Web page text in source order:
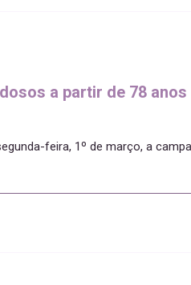
a partir de 78
feira, 1º de março, a